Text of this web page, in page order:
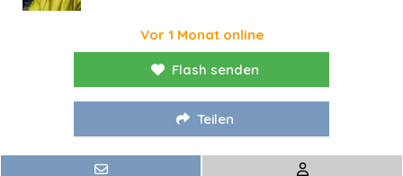
Vor 1 Monat online
Flash senden
Teilen